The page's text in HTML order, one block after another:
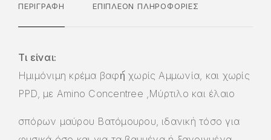
ΠΕΡΙΓΡΑΦΉ ΕΠΙΠΛΈΟΝ ΠΛΗΡΟΦΟΡΊΕΣ
Τι είναι:
Ημιμόνιμη κρέμα βαφή́ χωρίς Αμμωνία, και χωρίς
PPD, με Amino Concentree ,Μύρτιλο και έλαιο
σπόρων μαύρου Βατόμουρου, ιδανική τόσο για